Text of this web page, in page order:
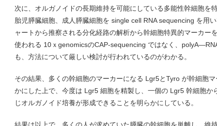
次に、オルガノイドの長期維持を可能にしている多能性幹細胞を
胎児膵臓細胞、成人膵臓細胞を single cell RNA sequencing を用
ャートから推察される分化経路の解析から幹細胞特異的マーカー
使われる 10ｘgenomicsのCAP-sequencing ではなく、
も、方法について厳しい検討が行われているのがわかる。
その結果、多くの幹細胞のマーカーになる Lgr5とTyro が幹細胞
かにした上で、今度は Lgr5 細胞を精製し、一個の Lgr5 幹細胞か
じオルガノイド培養が形成できることを明らかにしている。
結果は以上で、多くの人が求めていた膵臓の幹細胞を単離し、維